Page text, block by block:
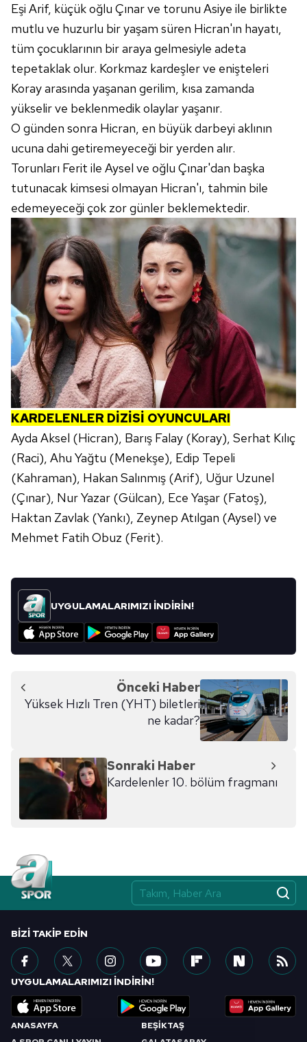
Sizlere daha iyi bir hizmet sunabilmek için İnternet
Sitemizde kendimize ve üçüncü kişilere ait çerezler
kullanılmaktadır. Bu çerezler vasıtasıyla çeşitli kişisel
verileriniz işlenmekte olup gerekli olan çerezler bilgi
toplumu hizmetlerinin sunulması amacıyla
kullanılmaktadır. Diğer çerezler, sitemizin daha işlevsel
kılınması ve kişiselleştirilmesi ve sizlere yönelik
reklam/pazarlama faaliyetlerinin yapılması, amaçlarıyla
sınırlı olarak açık rızanız dahilinde kullanılacaktır.
Çerezlere ilişkin tercihlerinizi aşağıda yer alan panel
vasıtasıyla belirleyebilirsiniz. Çerezlere ilişkin detaylı bilgi
için Ayarlar butonuna tıklayabilir,Çerez Bilgilendirme
Metnimiziziyaret edebilirsiniz.
6698 sayılı Kişisel Verilerin Korunması Kanunu uyarınca
hazırlanmış Aydınlatma Metnimizi okumak ve sitemizde
ilgili mevzuata uygun olarak kullanılan çerezlerle ilgili bilgi
almak için lütfen
tıklayınız.
Eşi Arif, küçük oğlu Çınar ve torunu Asiye ile birlikte
mutlu ve huzurlu bir yaşam süren Hicran'ın hayatı,
tüm çocuklarının bir araya gelmesiyle adeta
tepetaklak olur. Korkmaz kardeşler ve enişteleri
Koray arasında yaşanan gerilim, kısa zamanda
yükselir ve beklenmedik olaylar yaşanır.
O günden sonra Hicran, en büyük darbeyi aklının
ucuna dahi getiremeyeceği bir yerden alır.
Torunları Ferit ile Aysel ve oğlu Çınar'dan başka
tutunacak kimsesi olmayan Hicran'ı, tahmin bile
edemeyeceği çok zor günler beklemektedir.
KARDELENLER DİZİSİ OYUNCULARI
Ayda Aksel (Hicran), Barış Falay (Koray), Serhat Kılıç
(Raci), Ahu Yağtu (Menekşe), Edip Tepeli
(Kahraman), Hakan Salınmış (Arif), Uğur Uzunel
(Çınar), Nur Yazar (Gülcan), Ece Yaşar (Fatoş),
Haktan Zavlak (Yankı), Zeynep Atılgan (Aysel) ve
Mehmet Fatih Obuz (Ferit).
UYGULAMALARIMIZI İNDİRİN!
Önceki Haber
Yüksek Hızlı Tren (YHT) biletleri
ne kadar?
Sonraki Haber
Kardelenler 10. bölüm fragmanı
ANASAYFA
BEŞİKTAŞ
BIZI TAKIP EDIN
UYGULAMALARIMIZI İNDİRİN!